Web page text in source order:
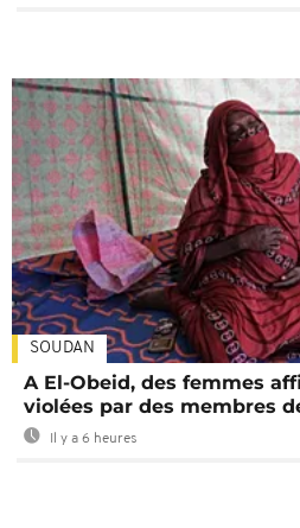
SOUDAN
A El-Obeid, des femmes
violées par des membres
Il y a 6 heures